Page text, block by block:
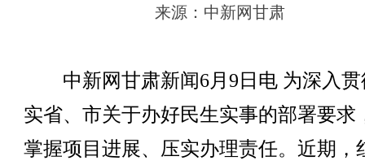
来源： 中新网甘肃
中新网甘肃新闻6月9日电 为深入贯
实省、市关于办好民生实事的部署要求
掌握项目进展、压实办理责任。近期，